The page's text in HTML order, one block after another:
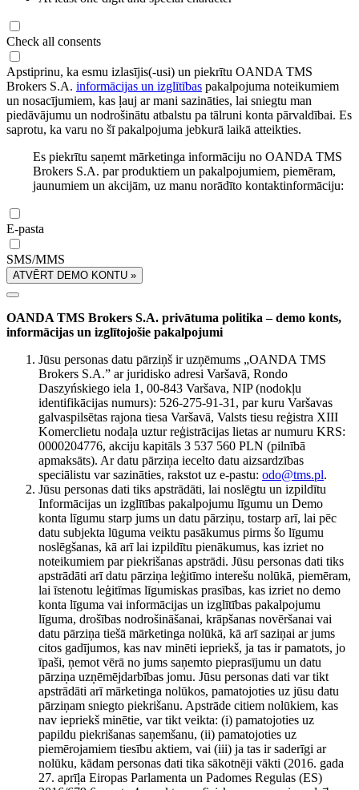
Check all consents
Apstiprinu, ka esmu izlasījis(-usi) un piekrītu OANDA TMS
Brokers S.A. informācijas un izglītības pakalpojuma noteikumiem
un nosacījumiem, kas ļauj ar mani sazināties, lai sniegtu man
piedāvājumu un nodrošinātu atbalstu pa tālruni konta pārvaldībai. Es
saprotu, ka varu no šī pakalpojuma jebkurā laikā atteikties.
Es piekrītu saņemt mārketinga informāciju no OANDA TMS
Brokers S.A. par produktiem un pakalpojumiem, piemēram,
jaunumiem un akcijām, uz manu norādīto kontaktinformāciju:
E-pasta
SMS/MMS
ATVĒRT DEMO KONTU »
OANDA TMS Brokers S.A. privātuma politika – demo konts,
informācijas un izglītojošie pakalpojumi
Jūsu personas datu pārziņš ir uzņēmums „OANDA TMS
Brokers S.A.” ar juridisko adresi Varšavā, Rondo
Daszyńskiego iela 1, 00-843 Varšava, NIP (nodokļu
identifikācijas numurs): 526-275-91-31, par kuru Varšavas
galvaspilsētas rajona tiesa Varšavā, Valsts tiesu reģistra XIII
Komerclietu nodaļa uztur reģistrācijas lietas ar numuru KRS:
0000204776, akciju kapitāls 3 537 560 PLN (pilnībā
apmaksāts). Ar datu pārziņa iecelto datu aizsardzības
speciālistu var sazināties, rakstot uz e-pastu: odo@tms.pl.
Jūsu personas dati tiks apstrādāti, lai noslēgtu un izpildītu
Informācijas un izglītības pakalpojumu līgumu un Demo
konta līgumu starp jums un datu pārziņu, tostarp arī, lai pēc
datu subjekta lūguma veiktu pasākumus pirms šo līgumu
noslēgšanas, kā arī lai izpildītu pienākumus, kas izriet no
noteikumiem par piekrišanas apstrādi. Jūsu personas dati tiks
apstrādāti arī datu pārziņa leģitīmo interešu nolūkā, piemēram,
lai īstenotu leģitīmas līgumiskas prasības, kas izriet no demo
konta līguma vai informācijas un izglītības pakalpojumu
līguma, drošības nodrošināšanai, krāpšanas novēršanai vai
datu pārziņa tiešā mārketinga nolūkā, kā arī saziņai ar jums
citos gadījumos, kas nav minēti iepriekš, ja tas ir pamatots, jo
īpaši, ņemot vērā no jums saņemto pieprasījumu un datu
pārziņa uzņēmējdarbības jomu. Jūsu personas dati var tikt
apstrādāti arī mārketinga nolūkos, pamatojoties uz jūsu datu
pārziņam sniegto piekrišanu. Apstrāde citiem nolūkiem, kas
nav iepriekš minētie, var tikt veikta: (i) pamatojoties uz
papildu piekrišanas saņemšanu, (ii) pamatojoties uz
piemērojamiem tiesību aktiem, vai (iii) ja tas ir saderīgi ar
nolūku, kādam personas dati tika sākotnēji vākti (2016. gada
27. aprīļa Eiropas Parlamenta un Padomes Regulas (ES)